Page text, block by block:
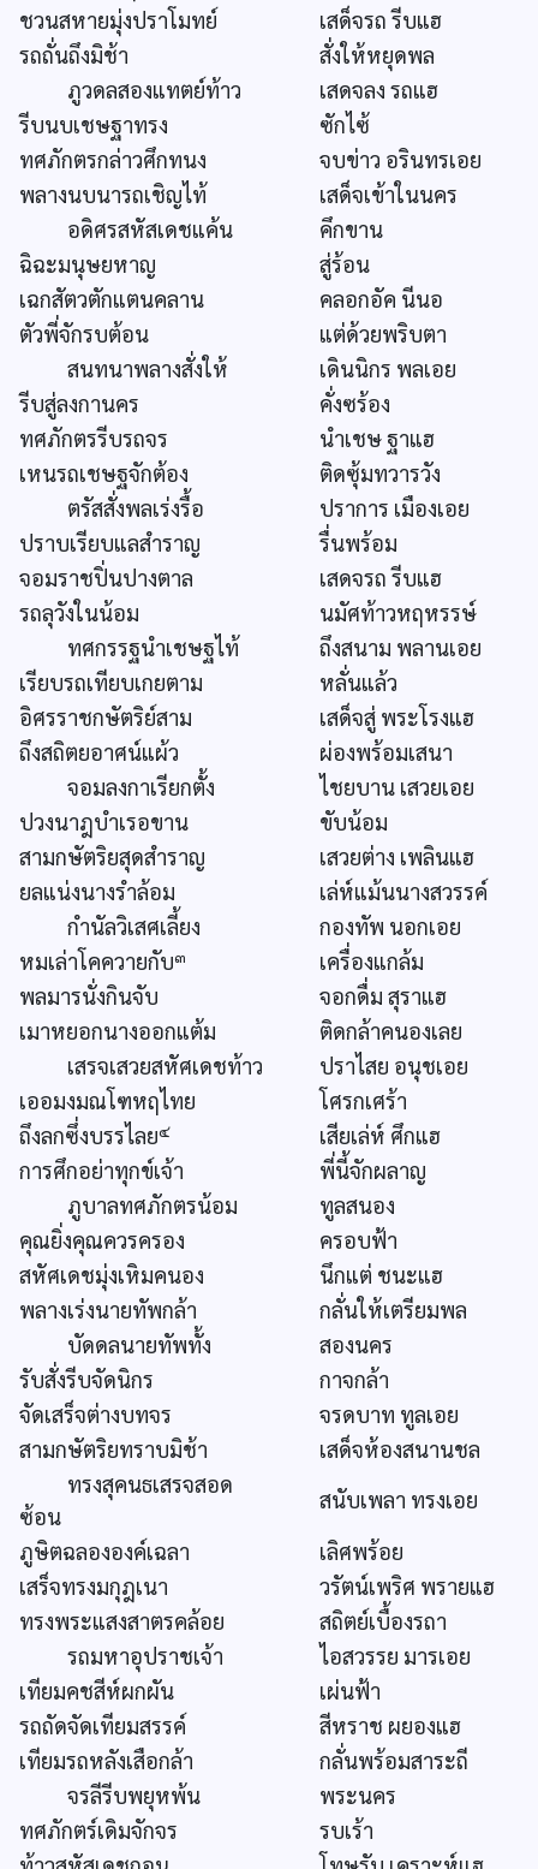
ชวนสหายมุ่งปราโมทย์
เสด็จรถ รีบแฮ
รถถั่นถึงมิช้า
สั่งให้หยุดพล
ภูวดลสองแทตย์ท้าว
เสดจลง รถแฮ
รีบนบเชษฐาทรง
ซักไซ้
ทศภักตรกล่าวศึกทนง
จบข่าว อรินทรเอย
พลางนบนารถเชิญไท้
เสด็จเข้าในนคร
อดิศรสหัสเดชแค้น
คึกขาน
ฉิฉะมนุษยหาญ
สู่ร้อน
เฉกสัตวตักแตนคลาน
คลอกอัค นีนอ
ตัวพี่จักรบต้อน
แต่ด้วยพริบตา
สนทนาพลางสั่งให้
เดินนิกร พลเอย
รีบสู่ลงกานคร
คั่งซร้อง
ทศภักตรรีบรถจร
นำเชษ ฐาแฮ
เหนรถเชษฐจักต้อง
ติดซุ้มทวารวัง
ตรัสสั่งพลเร่งรื้อ
ปราการ เมืองเอย
ปราบเรียบแลสำราญ
รื่นพร้อม
จอมราชปิ่นปางตาล
เสดจรถ รีบแฮ
รถลุวังในน้อม
นมัศท้าวหฤหรรษ์
ทศกรรฐนำเชษฐไท้
ถึงสนาม พลานเอย
เรียบรถเทียบเกยตาม
หลั่นแล้ว
อิศรราชกษัตริย์สาม
เสด็จสู่ พระโรงแฮ
ถึงสถิตยอาศน์แผ้ว
ผ่องพร้อมเสนา
จอมลงกาเรียกตั้ง
ไชยบาน เสวยเอย
ปวงนาฎบำเรอขาน
ขับน้อม
สามกษัตริยสุดสำราญ
เสวยต่าง เพลินแฮ
ยลแน่งนางรำล้อม
เล่ห์แม้นนางสวรรค์
กำนัลวิเสศเลี้ยง
กองทัพ นอกเอย
หมเล่าโคควายกับ๓
เครื่องแกล้ม
พลมารนั่งกินจับ
จอกดื่ม สุราแฮ
เมาหยอกนางออกแต้ม
ติดกล้าคนองเลย
เสรจเสวยสหัศเดชท้าว
ปราไสย อนุชเอย
เออมงมณโฑหฤไทย
โศรกเศร้า
ถึงลกซึ่งบรรไลย๔
เสียเล่ห์ ศึกแฮ
การศึกอย่าทุกข์เจ้า
พี่นี้จักผลาญ
ภูบาลทศภักตรน้อม
ทูลสนอง
คุณยิ่งคุณควรครอง
ครอบฟ้า
สหัศเดชมุ่งเหิมคนอง
นึกแต่ ชนะแฮ
พลางเร่งนายทัพกล้า
กลั่นให้เตรียมพล
บัดดลนายทัพทั้ง
สองนคร
รับสั่งรีบจัดนิกร
กาจกล้า
จัดเสร็จต่างบทจร
จรดบาท ทูลเอย
สามกษัตริยทราบมิช้า
เสด็จห้องสนานชล
ทรงสุคนธเสรจสอด
ซ้อน
สนับเพลา ทรงเอย
ภูษิตฉลององค์เฉลา
เลิศพร้อย
เสร็จทรงมกุฎเนา
วรัตน์เพริศ พรายแฮ
ทรงพระแสงสาตรคล้อย
สถิตย์เบื้องรถา
รถมหาอุปราชเจ้า
ไอสวรรย มารเอย
เทียมคชสีห์ผกผัน
เผ่นฟ้า
รถถัดจัดเทียมสรรค์
สีหราช ผยองแฮ
เทียมรถหลังเสือกล้า
กลั่นพร้อมสาระถี
จรลีรีบพยุหพ้น
พระนคร
ทศภักตร์เดิมจักจร
รบเร้า